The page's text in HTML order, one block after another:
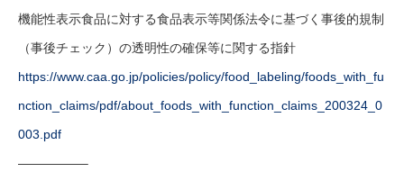
機能性表示食品に対する食品表示等関係法令に基づく事後的規制
（事後チェック）の透明性の確保等に関する指針
https://www.caa.go.jp/policies/policy/food_labeling/foods_with_fu
nction_claims/pdf/about_foods_with_function_claims_200324_0
003.pdf
—————–